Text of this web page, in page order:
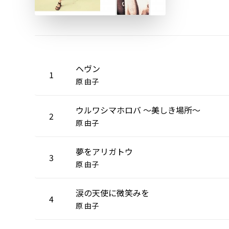
1 ヘヴン
原 由子
2 ウルワシマホロバ 〜美しき場所〜
原 由子
3 夢をアリガトウ
原 由子
4 涙の天使に微笑みを
原 由子